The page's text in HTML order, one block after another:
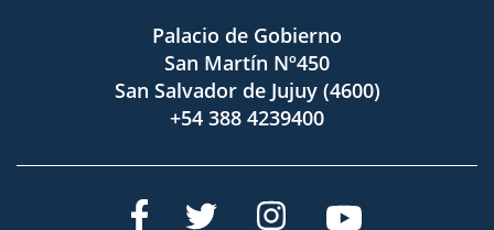
Palacio de Gobierno
San Martín Nº450
San Salvador de Jujuy (4600)
+54 388 4239400